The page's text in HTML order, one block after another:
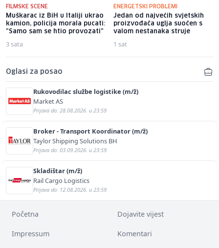
FILMSKE SCENE
Muškarac iz BiH u Italiji ukrao
kamion, policija morala pucati:
"Samo sam se htio provozati"
3 sata
ENERGETSKI PROBLEMI
Jedan od najvećih svjetskih
proizvođača uglja suočen s
valom nestanaka struje
1 sat
Oglasi za posao
Rukovodilac službe logistike (m/ž)
Market AS
Prijava do: 28.08.2026. u 23:59
Broker - Transport Koordinator (m/ž)
Taylor Shipping Solutions BH
Prijava do: 03.09.2026. u 23:59
Skladištar (m/ž)
Rail Cargo Logistics
Prijava do: 12.08.2026. u 23:59
Početna Dojavite vijest
Impressum Komentari